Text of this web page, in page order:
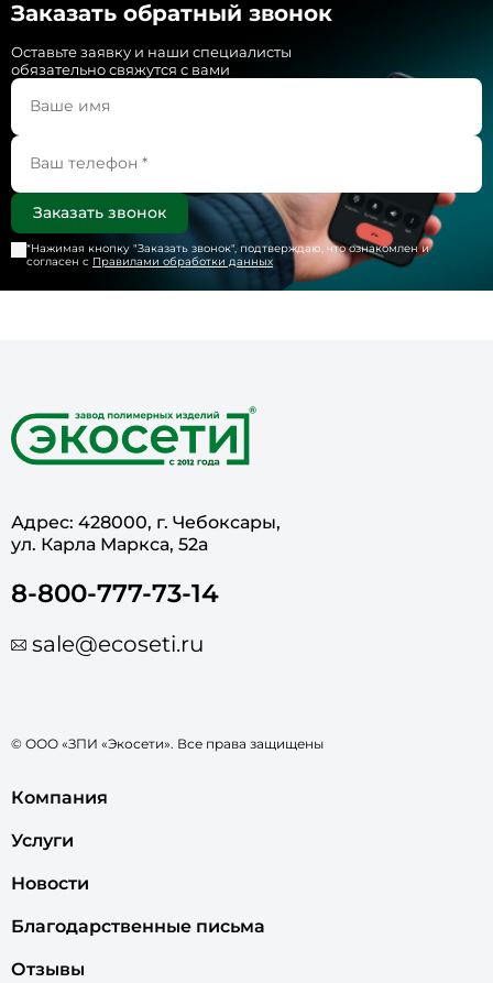
Заказать обратный звонок
Оставьте заявку и наши специалисты
обязательно свяжутся с вами
*Нажимая кнопку "Заказать звонок", подтверждаю, что ознакомлен и
согласен с Правилами обработки данных
Адрес: 428000, г. Чебоксары,
ул. Карла Маркса, 52а
8-800-777-73-14
sale@ecoseti.ru
© ООО «ЗПИ «Экосети». Все права защищены
Компания
Услуги
Новости
Благодарственные письма
Отзывы